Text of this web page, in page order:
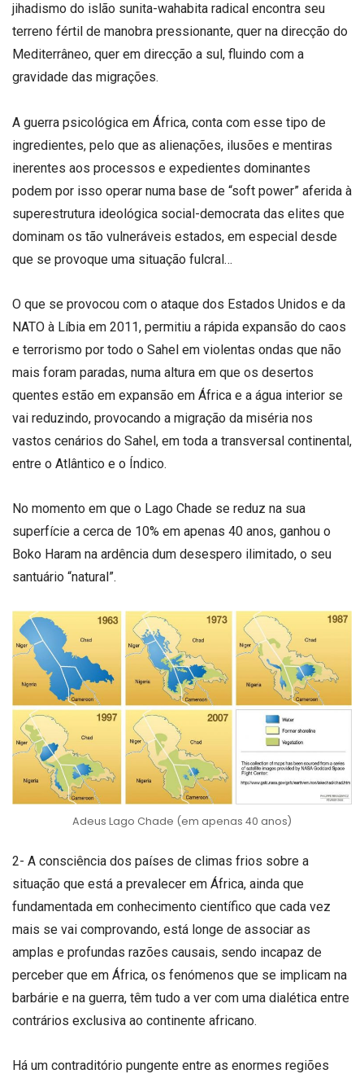
jihadismo do islão sunita-wahabita radical encontra seu
terreno fértil de manobra pressionante, quer na direcção do
Mediterrâneo, quer em direcção a sul, fluindo com a
gravidade das migrações.
A guerra psicológica em África, conta com esse tipo de
ingredientes, pelo que as alienações, ilusões e mentiras
inerentes aos processos e expedientes dominantes
podem por isso operar numa base de “soft power” aferida à
superestrutura ideológica social-democrata das elites que
dominam os tão vulneráveis estados, em especial desde
que se provoque uma situação fulcral…
O que se provocou com o ataque dos Estados Unidos e da
NATO à Líbia em 2011, permitiu a rápida expansão do caos
e terrorismo por todo o Sahel em violentas ondas que não
mais foram paradas, numa altura em que os desertos
quentes estão em expansão em África e a água interior se
vai reduzindo, provocando a migração da miséria nos
vastos cenários do Sahel, em toda a transversal continental,
entre o Atlântico e o Índico.
No momento em que o Lago Chade se reduz na sua
superfície a cerca de 10% em apenas 40 anos, ganhou o
Boko Haram na ardência dum desespero ilimitado, o seu
santuário “natural”.
Adeus Lago Chade (em apenas 40 anos)
2- A consciência dos países de climas frios sobre a
situação que está a prevalecer em África, ainda que
fundamentada em conhecimento científico que cada vez
mais se vai comprovando, está longe de associar as
amplas e profundas razões causais, sendo incapaz de
perceber que em África, os fenómenos que se implicam na
barbárie e na guerra, têm tudo a ver com uma dialética entre
contrários exclusiva ao continente africano.
Há um contraditório pungente entre as enormes regiões